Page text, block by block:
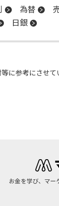
為替
日銀
に参考にさせて
お金を学び、マー